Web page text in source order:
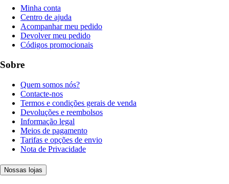
Minha conta
Centro de ajuda
Acompanhar meu pedido
Devolver meu pedido
Códigos promocionais
Sobre
Quem somos nós?
Contacte-nos
Termos e condições gerais de venda
Devoluções e reembolsos
Informação legal
Meios de pagamento
Tarifas e opções de envio
Nota de Privacidade
Nossas lojas